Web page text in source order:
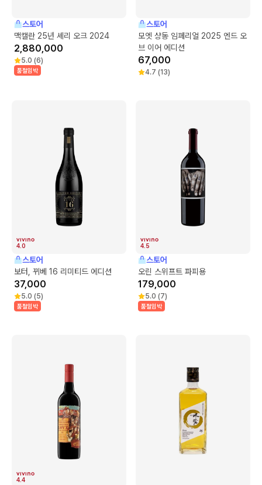
스토어
맥캘란 25년 셰리 오크 2024
2,880,000
5.0 (6)
품절임박
스토어
모엣 샹동 임페리얼 2025 엔드 오
브 이어 에디션
67,000
4.7 (13)
4.0
스토어
보터, 뀌베 16 리미티드 에디션
37,000
5.0 (5)
품절임박
4.5
스토어
오린 스위프트 파피용
179,000
5.0 (7)
품절임박
4.4